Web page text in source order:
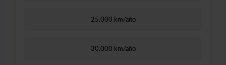
25.000 km/año
30.000 km/año